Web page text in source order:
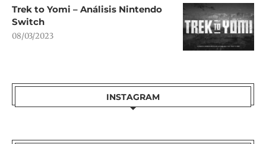
Trek to Yomi – Análisis Nintendo
Switch
08/03/2023
INSTAGRAM